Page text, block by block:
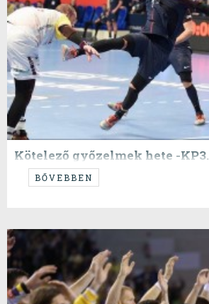
Kötelező győzelmek hete -KP3.
Volt kavarodás rendesen!
BŐVEBBEN